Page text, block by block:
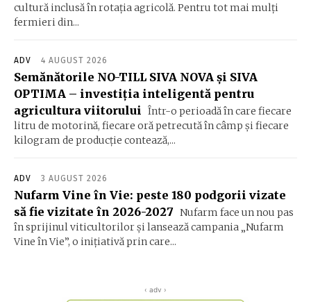
cultură inclusă în rotația agricolă. Pentru tot mai mulți
fermieri din...
ADV 4 AUGUST 2026
Semănătorile NO-TILL SIVA NOVA și SIVA
OPTIMA – investiția inteligentă pentru
agricultura viitorului
Într-o perioadă în care fiecare
litru de motorină, fiecare oră petrecută în câmp și fiecare
kilogram de producție contează,...
ADV 3 AUGUST 2026
Nufarm Vine în Vie: peste 180 podgorii vizate
să fie vizitate în 2026-2027 Nufarm face un nou pas
în sprijinul viticultorilor și lansează campania „Nufarm
Vine în Vie”, o inițiativă prin care...
‹ adv ›